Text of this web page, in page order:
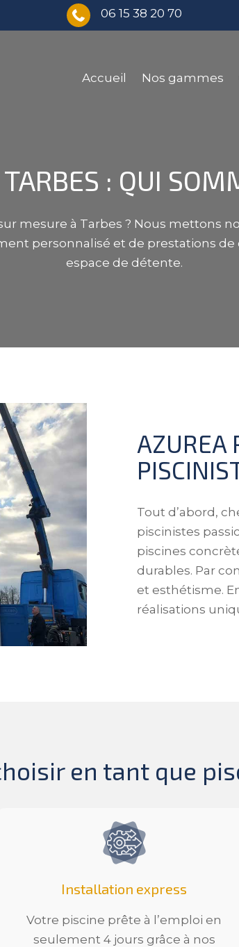
 06 15 38 20 70
Accueil Nos gammes
: QUI
mesure à Tarbes ? Nous mettons
personnalisé et de prestations
espace de détente.
AZUREA
Tout d’abord,
piscinistes
piscines
durables. Par
et esthétisme.
réalisations
en tant que
Installation express
Votre piscine prête à l’emploi en
seulement 4 jours grâce à nos